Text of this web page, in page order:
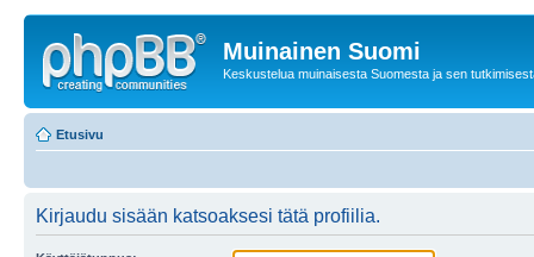
Muinainen Suomi
Keskustelua muinaisesta Suomesta ja sen
Etusivu
Kirjaudu sisään katsoaksesi tätä profiilia.